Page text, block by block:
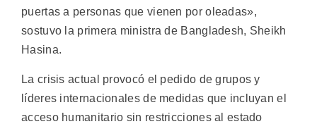
puertas a personas que vienen por oleadas»,
sostuvo la primera ministra de Bangladesh, Sheikh
Hasina.
La crisis actual provocó el pedido de grupos y
líderes internacionales de medidas que incluyan el
acceso humanitario sin restricciones al estado